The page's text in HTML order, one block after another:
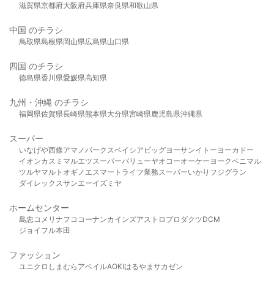
滋賀県京都府大阪府兵庫県奈良県和歌山県
中国 のチラシ
鳥取県島根県岡山県広島県山口県
四国 のチラシ
徳島県香川県愛媛県高知県
九州・沖縄 のチラシ
福岡県佐賀県長崎県熊本県大分県宮崎県鹿児島県沖縄県
スーパー
いなげや西條アマノパークスベイシア ビッグヨーサンイトーヨーカドー
イオンカスミ マルエツスーパーバリューヤオコーオーケー ヨークベニマル
ツルヤマルト オギノ エスマート ライフ業務スーパーいかり フジグラン
ダイレックスサンエーイズミヤ
ホームセンター
島忠 コメリ ナフコ コーナンカインズアストロプロダクツDCM
ジョイフル本田
ファッション
ユニクロ しまむら アベイルAOKIはるやま サカゼン